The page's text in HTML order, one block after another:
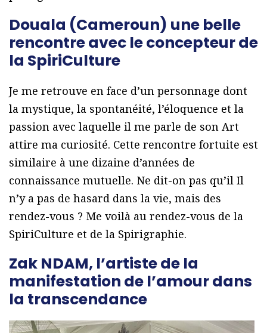
Douala (Cameroun) une belle
rencontre avec le concepteur de
la SpiriCulture
Je me retrouve en face d’un personnage dont
la mystique, la spontanéité, l’éloquence et la
passion avec laquelle il me parle de son Art
attire ma curiosité. Cette rencontre fortuite est
similaire à une dizaine d’années de
connaissance mutuelle. Ne dit-on pas qu’il Il
n’y a pas de hasard dans la vie, mais des
rendez-vous ? Me voilà au rendez-vous de la
SpiriCulture et de la Spirigraphie.
Zak NDAM, l’artiste de la
manifestation de l’amour dans
la transcendance